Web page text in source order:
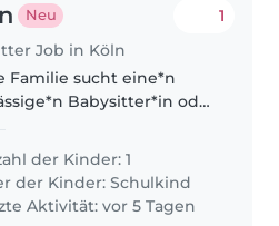
Neu
Job in Köln
1
Familie sucht eine*n
Babysitter*in oder
freundlich, liebevoll und
Sie/Er sollte Deutsch
Wir freuen..
der Kinder: 1
der Kinder:Schulkind
Aktivität: vor 5 Tagen